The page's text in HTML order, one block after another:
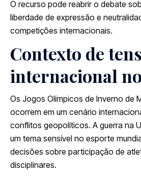
O recurso pode reabrir o debate
liberdade de expressão e
competições internacionais.
Contexto de
internacional
Os Jogos Olímpicos de Inverno de
ocorrem em um cenário
conflitos geopolíticos. A guerra na
um tema sensível no esporte
decisões sobre participação de
disciplinares.